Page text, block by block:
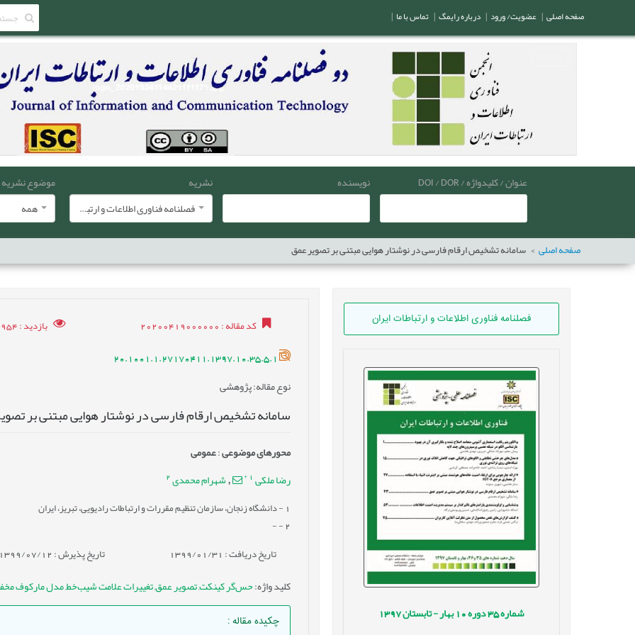
عنوان / کلیدواژه / DOI / DOR نویسنده
نشریه
فصلنامه فناوری اطلاعات و ارتباطات ایران
موضوع نشریه
همه
صفحه اصلی سامانه تشخیص ارقام فارسی در نوشتار هوایی مبتنی بر تصویر عمق
فصلنامه فناوری اطلاعات و ارتباطات ایران
شماره35 دوره بهار - تابستان1397
کد مقاله: 20200419000000 بازدید: 17954
20.1001.1.27170411.1397.10.35.5.1
نوع مقاله: پژوهشی
سامانه تشخیص ارقام فارسی در نوشتار هوایی مبتنی بر
محورهای موضوعی:عمومى
رضا ملکی 1
*
,شهرام محمدی2
1 - دانشگاه زنجان، سازمان تنظیم مقررات و ارتباطات رادیویی، تبریز، ایران
2
- -
تاریخ دریافت : 1399/01/31 تاریخ پذیرش : 1399/07/12
کلید واژه:حس‌گر کینکت,تصویر عمق,تغییرات علامت شیب‌خط,مدل مارکوف
چکیده مقاله:
صفحه اصلی | عضویت/ ورود | درباره رایمگ | تماس با ما |